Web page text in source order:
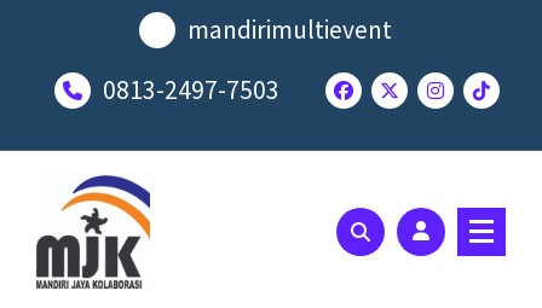
mandirimultievent
0813-2497-7503